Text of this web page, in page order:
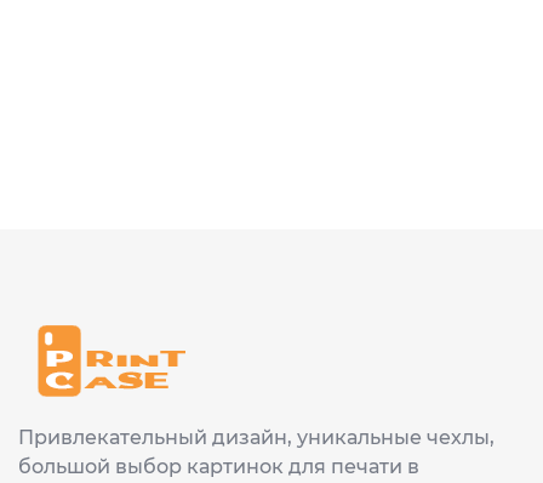
Привлекательный дизайн, уникальные чехлы,
большой выбор картинок для печати в